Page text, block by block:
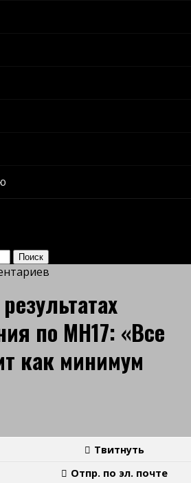
по МН17: «Все
как минимум
Твитнуть
Отпр. по эл. почте